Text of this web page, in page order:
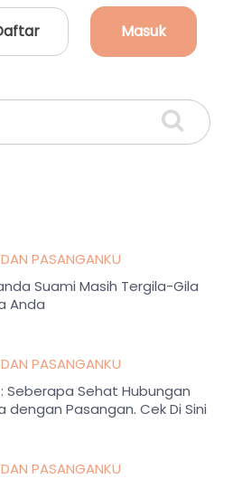
Masuk
PASANGANKU
Suami Masih Tergila-Gila
Anda
PASANGANKU
: Seberapa Sehat Hubungan
dengan Pasangan. Cek Di Sini
PASANGANKU